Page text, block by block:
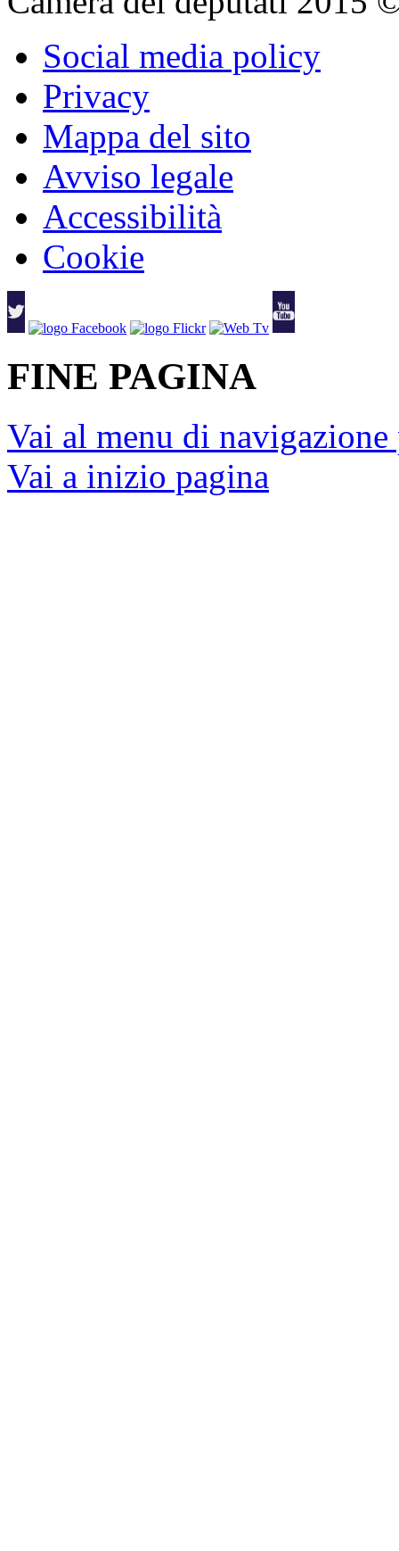
Social media policy
Privacy
Mappa del sito
Avviso legale
Accessibilità
Cookie
FINE PAGINA
Vai al menu di
Vai a inizio pagina